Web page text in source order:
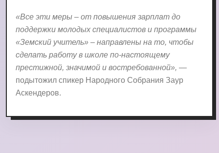
«Все эти меры – от повышения зарплат до
поддержки молодых специалистов и программы
«Земский учитель» – направлены на то, чтобы
сделать работу в школе по-настоящему
престижной, значимой и востребованной», —
подытожил спикер Народного Собрания Заур
Аскендеров.